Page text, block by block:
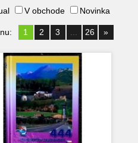
V obchode Novinka
1 2 3 26 »